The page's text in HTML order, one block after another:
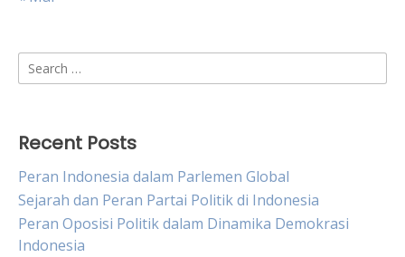
Search
for:
Recent Posts
Peran Indonesia dalam Parlemen Global
Sejarah dan Peran Partai Politik di Indonesia
Peran Oposisi Politik dalam Dinamika Demokrasi
Indonesia